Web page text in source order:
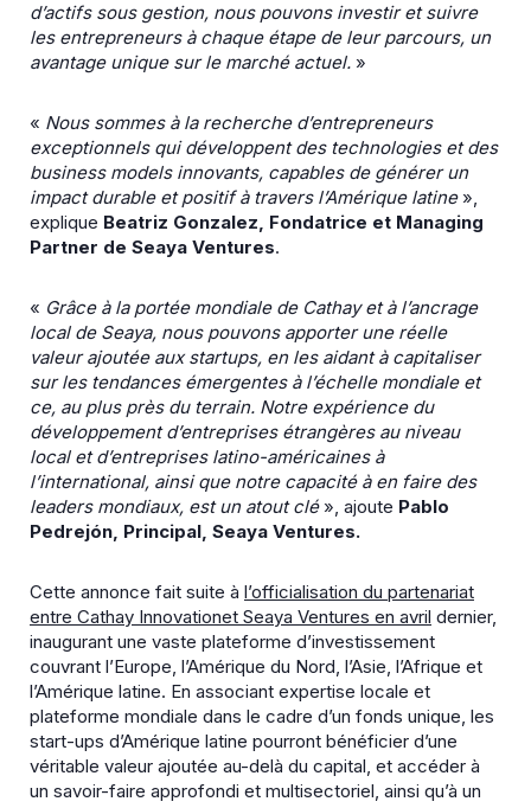
d’actifs sous gestion, nous pouvons investir et suivre
les entrepreneurs à chaque étape de leur parcours, un
avantage unique sur le marché actuel. »
« Nous sommes à la recherche d’entrepreneurs
exceptionnels qui développent des technologies et des
business models innovants, capables de générer un
impact durable et positif à travers l’Amérique latine»,
explique Beatriz Gonzalez, Fondatrice et Managing
Partner de Seaya Ventures.
« Grâce à la portée mondiale de Cathay et à l’ancrage
local de Seaya, nous pouvons apporter une réelle
valeur ajoutée aux startups, en les aidant à capitaliser
sur les tendances émergentes à l’échelle mondiale et
ce, au plus près du terrain. Notre expérience du
développement d’entreprises étrangères au niveau
local et d’entreprises latino-américaines à
l’international, ainsi que notre capacité à en faire des
leaders mondiaux, est un atout clé», ajoute Pablo
Pedrejón, Principal, Seaya Ventures.
Cette annonce fait suite à l’officialisation du partenariat
entre Cathay Innovationet Seaya Ventures en avril dernier,
inaugurant une vaste plateforme d’investissement
couvrant l’Europe, l’Amérique du Nord, l’Asie, l’Afrique et
l’Amérique latine. En associant expertise locale et
plateforme mondiale dans le cadre d’un fonds unique, les
start-ups d’Amérique latine pourront bénéficier d’une
véritable valeur ajoutée au-delà du capital, et accéder à
un savoir-faire approfondi et multisectoriel, ainsi qu’à un